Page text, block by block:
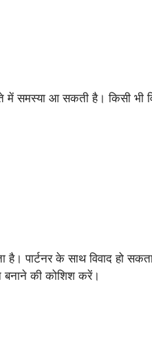
में समस्या आ सकती है। किसी
है। पार्टनर के साथ विवाद हो
बनाने की कोशिश करें।